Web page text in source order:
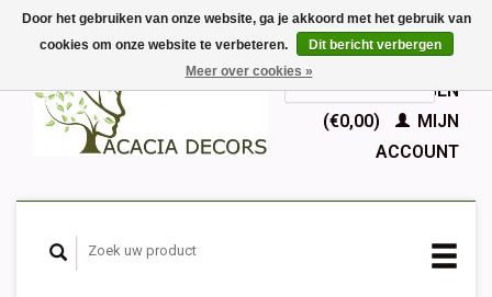
EUR
GBPNederlands
Deutsch
English
Français
WINKELWAGEN
(€0,00)
MIJN
ACCOUNT
Door het gebruiken van onze website, ga je akkoord met het gebruik van
cookies om onze website te verbeteren.
Dit bericht verbergen
Meer over cookies »